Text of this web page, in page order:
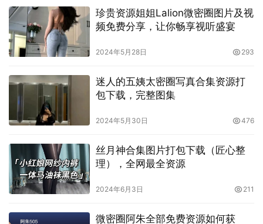
除了展现美的一面，五姨太私拍微密圈也是一个温暖的大家
庭。在这里，你可以看到网红们之间的互帮互助，彼此之间
的支持和鼓励。无论是在生活中遇到困难，还是在创作中遇
到难题，网红们总是能够相互扶持，共同成长。而粉丝们也
在这里找到了一个温馨的社区，与自己喜爱的网红们建立了
更加紧密的联系，分享彼此的喜怒哀乐，成为了彼此生活中
的一部分。
珍贵资源姐姐Lalion微密圈图片及视
频免费分享，让你畅享视听盛宴
2024年5月28日 293
迷人的五姨太密圈写真合集资源打
包下载，完整图集
2024年5月30日 476
丝月神合集图片打包下载（匠心整
理），全网最全资源
2024年6月3日 211
微密圈阿朱全部免费资源如何获